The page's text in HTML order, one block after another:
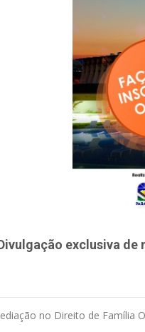
exclusiva
no Direito de Família